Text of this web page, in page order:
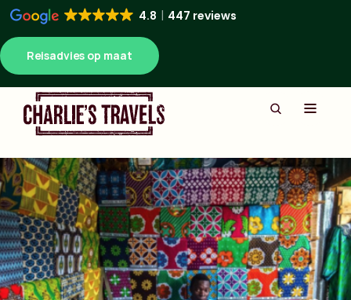
4.8 447 reviews
Reisadvies op maat